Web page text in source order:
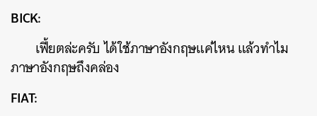
BICK:
เฟี้ยตล่ะครับ ได้ใช้ภาษาอังกฤษแค่ไหน แล้วทำไม
ภาษาอังกฤษถึงคล่อง
FIAT: